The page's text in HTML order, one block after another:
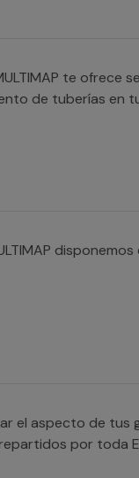
te ofrece
de tuberías en
el aspecto de tus
por toda